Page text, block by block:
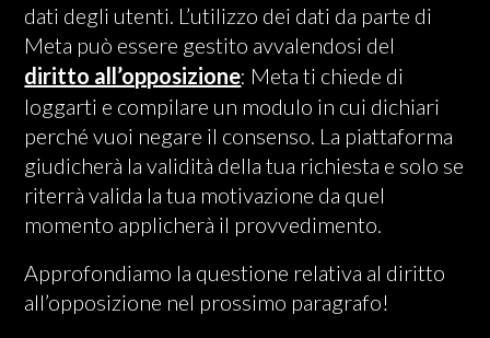
dati degli utenti. L’utilizzo dei dati da parte di
Meta può essere gestito avvalendosi del
diritto all’opposizione: Meta ti chiede di
loggarti e compilare un modulo in cui dichiari
perché vuoi negare il consenso. La piattaforma
giudicherà la validità della tua richiesta e solo se
riterrà valida la tua motivazione da quel
momento applicherà il provvedimento.
Approfondiamo la questione relativa al diritto
all’opposizione nel prossimo paragrafo!